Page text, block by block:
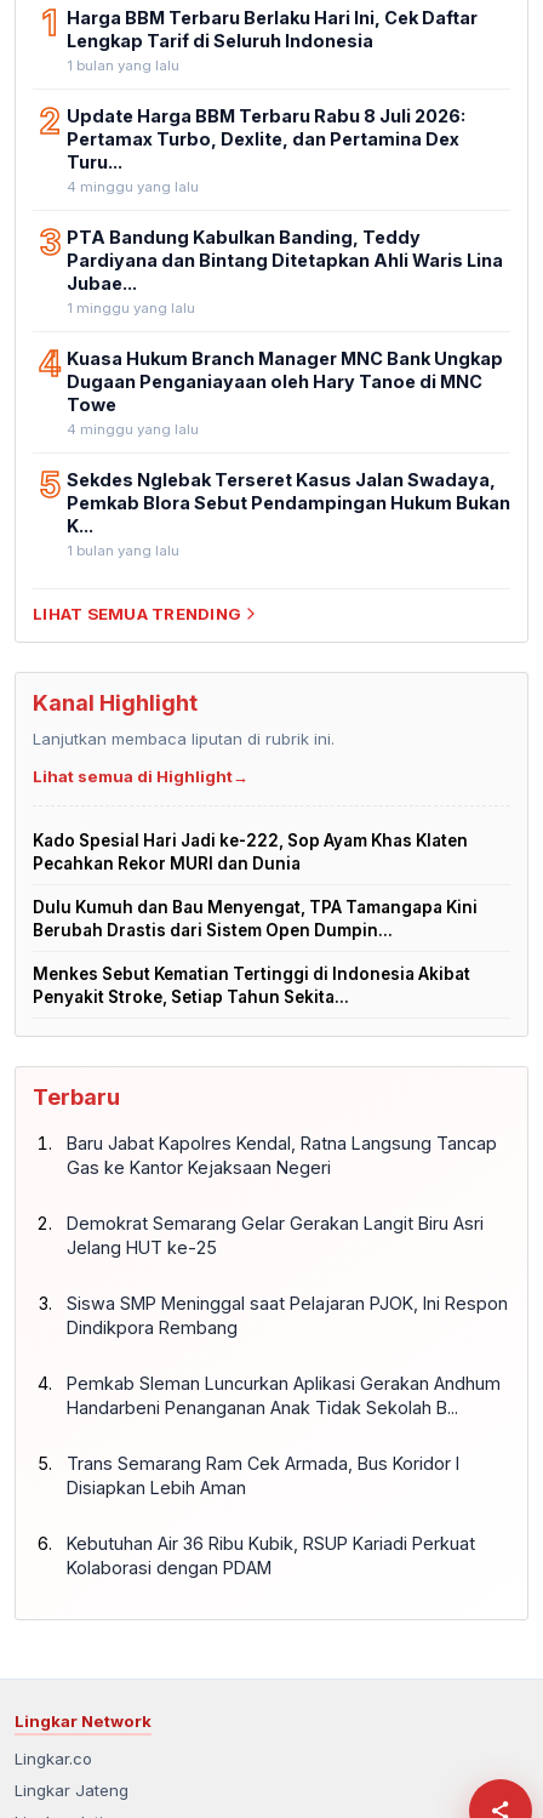
1 Harga BBM Terbaru Berlaku Hari Ini, Cek Daftar
Lengkap Tarif di Seluruh Indonesia
1 bulan yang lalu
2 Update Harga BBM Terbaru Rabu 8 Juli 2026:
Pertamax Turbo, Dexlite, dan Pertamina Dex
Turu...
4 minggu yang lalu
3 PTA Bandung Kabulkan Banding, Teddy
Pardiyana dan Bintang Ditetapkan Ahli Waris Lina
Jubae...
1 minggu yang lalu
4 Kuasa Hukum Branch Manager MNC Bank Ungkap
Dugaan Penganiayaan oleh Hary Tanoe di MNC
Towe
4 minggu yang lalu
5 Sekdes Nglebak Terseret Kasus Jalan Swadaya,
Pemkab Blora Sebut Pendampingan Hukum Bukan
K...
1 bulan yang lalu
LIHAT SEMUA TRENDING
Kanal Highlight
Lanjutkan membaca liputan di rubrik ini.
Lihat semua di Highlight→
Kado Spesial Hari Jadi ke-222, Sop Ayam Khas Klaten
Pecahkan Rekor MURI dan Dunia
Dulu Kumuh dan Bau Menyengat, TPA Tamangapa Kini
Berubah Drastis dari Sistem Open Dumpin...
Menkes Sebut Kematian Tertinggi di Indonesia Akibat
Penyakit Stroke, Setiap Tahun Sekita...
Terbaru
Baru Jabat Kapolres Kendal, Ratna Langsung Tancap
Gas ke Kantor Kejaksaan Negeri
Demokrat Semarang Gelar Gerakan Langit Biru Asri
Jelang HUT ke-25
Siswa SMP Meninggal saat Pelajaran PJOK, Ini Respon
Dindikpora Rembang
Pemkab Sleman Luncurkan Aplikasi Gerakan Andhum
Handarbeni Penanganan Anak Tidak Sekolah B...
Trans Semarang Ram Cek Armada, Bus Koridor I
Disiapkan Lebih Aman
Kebutuhan Air 36 Ribu Kubik, RSUP Kariadi Perkuat
Kolaborasi dengan PDAM
Lingkar Network
Lingkar.co
Lingkar Jateng